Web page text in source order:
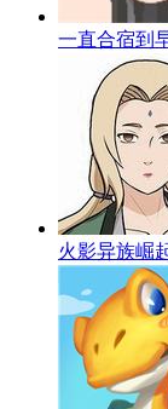
一直合宿到
火影异族崛